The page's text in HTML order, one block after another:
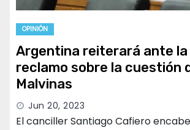
OPINIÓN
Argentina reiterará ante la
reclamo sobre la cuestión
Malvinas
Jun 20, 2023
El canciller Santiago Cafiero